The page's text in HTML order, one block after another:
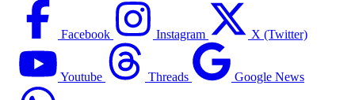
Facebook Instagram X (Twitter)
Youtube Threads Google News